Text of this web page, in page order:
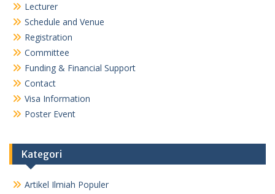
Lecturer
Schedule and Venue
Registration
Committee
Funding & Financial Support
Contact
Visa Information
Poster Event
Kategori
Artikel Ilmiah Populer